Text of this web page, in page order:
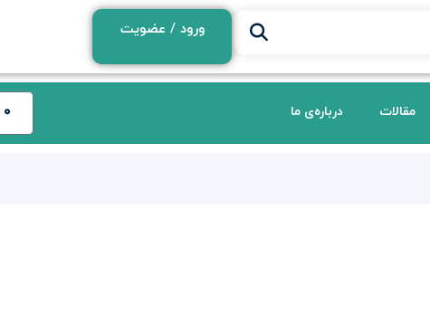
ورود / عضویت
مقالات درباره‌ی ما 0